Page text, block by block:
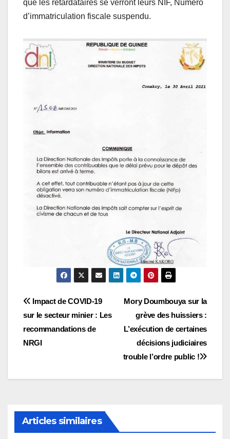
que les retardataires se verront leurs NIF, Numéro
d’immatriculation fiscale suspendu.
Navigation
de
l’article
Mory Doumbouya sur la
grève des huissiers :
L’exécution de certaines
décisions judiciaires
trouble l’ordre public !
Impact de COVID-19
sur le secteur minier : Les
recommandations de
NRGI
Articles similaires